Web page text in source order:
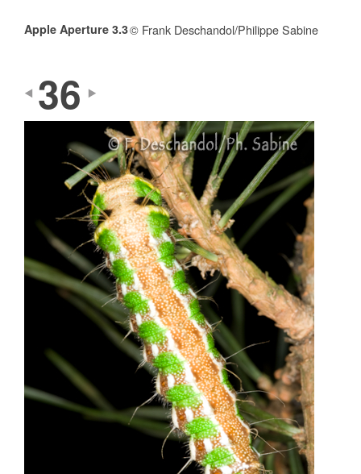
Apple Aperture 3.3© Frank Deschandol/Philippe Sabine
36